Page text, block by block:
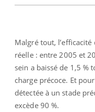
Malgré tout,
réelle : entre 2005 et
sein a baissé de 1,5 %
charge précoce. Et
détectée à un stade
excède 90 %.